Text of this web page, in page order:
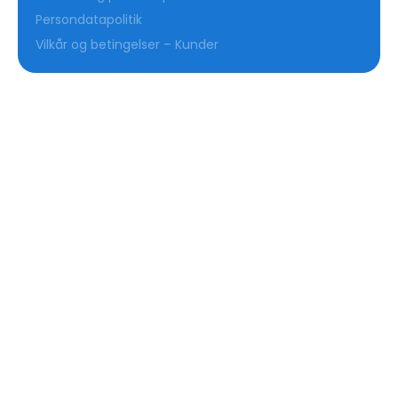
Persondatapolitik
Vilkår og betingelser – Kunder